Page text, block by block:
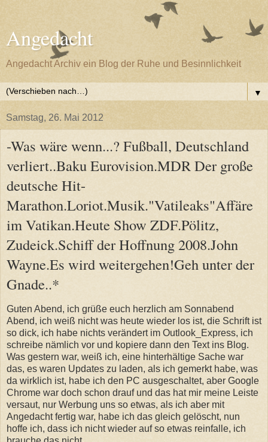
Angedacht
Angedacht Archiv ein Blog der Ruhe und Besinnlichkeit
▼
Samstag, 26. Mai 2012
-Was wäre wenn...? Fußball, Deutschland
verliert..Baku Eurovision.MDR Der große
deutsche Hit-
Marathon.Loriot.Musik."Vatileaks"Affäre
im Vatikan.Heute Show ZDF.Pölitz,
Zudeick.Schiff der Hoffnung 2008.John
Wayne.Es wird weitergehen!Geh unter der
Gnade..*
Guten Abend, ich grüße euch herzlich am Sonnabend
Abend, ich weiß nicht was heute wieder los ist, die Schrift ist
so dick, ich habe nichts verändert im Outlook_Express, ich
schreibe nämlich vor und kopiere dann den Text ins Blog.
Was gestern war, weiß ich, eine hinterhältige Sache war
das, es waren Updates zu laden, als ich gemerkt habe, was
da wirklich ist, habe ich den PC ausgeschaltet, aber Google
Chrome war doch schon drauf und das hat mir meine Leiste
versaut, nur Werbung uns so etwas, als ich aber mit
Angedacht fertig war, habe ich das gleich gelöscht, nun
hoffe ich, dass ich nicht wieder auf so etwas reinfalle, ich